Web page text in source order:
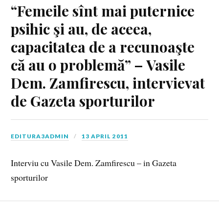
“Femeile sînt mai puternice
psihic şi au, de aceea,
capacitatea de a recunoaşte
că au o problemă” – Vasile
Dem. Zamfirescu, intervievat
de Gazeta sporturilor
EDITURA3ADMIN 13 APRIL 2011
Interviu cu Vasile Dem. Zamfirescu – in Gazeta
sporturilor